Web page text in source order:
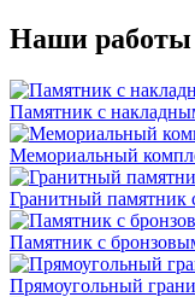
Наши работы
Памятник с
Мемориальный
Гранитный памятник
Памятник с
Прямоугольный